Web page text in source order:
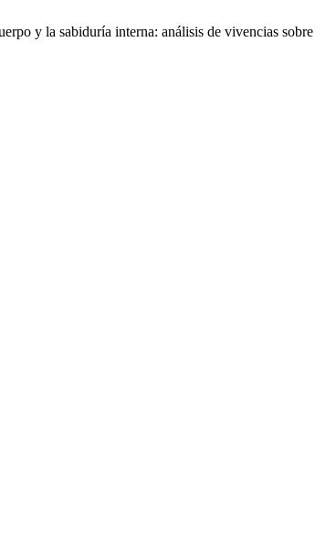
y la sabiduría interna: análisis de vivencias